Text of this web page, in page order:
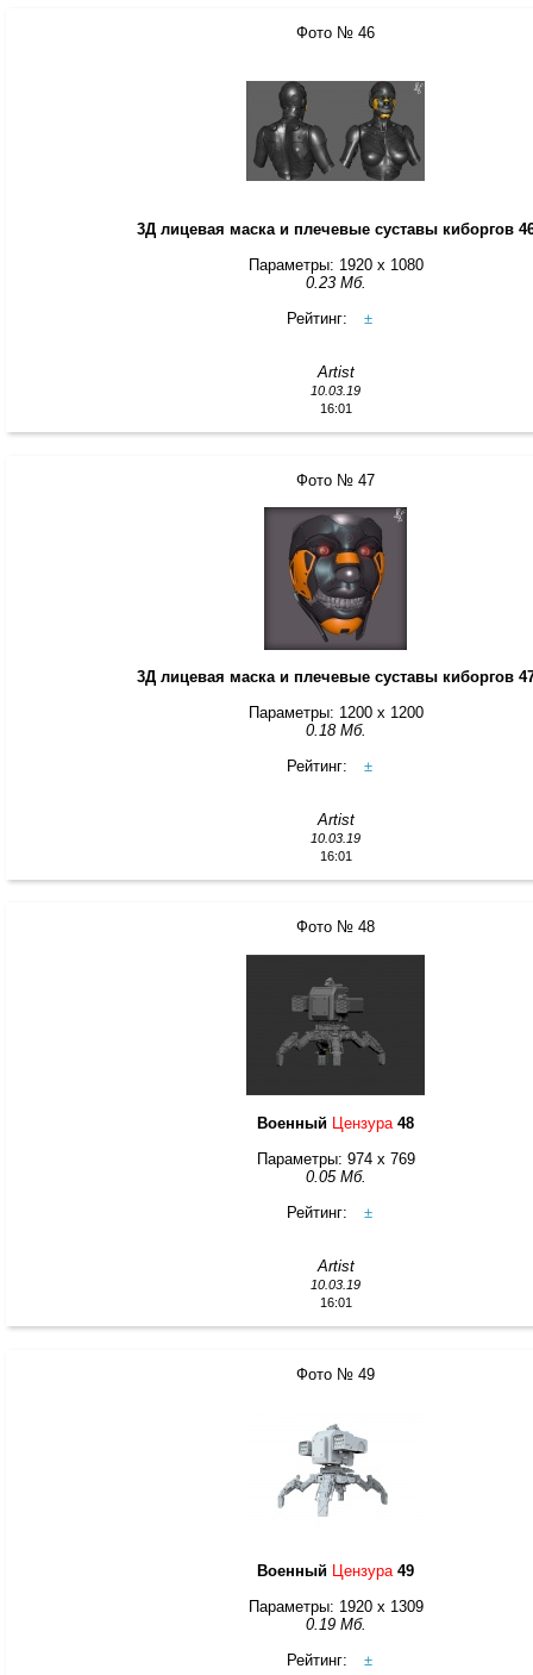
Фото № 46
3Д лицевая маска и плечевые суставы киборгов
Параметры: 1920 x 1080
0.23 Мб.
Рейтинг:
±
Artist
10.03.19
16:01
Фото № 47
3Д лицевая маска и плечевые суставы киборгов
Параметры: 1200 x 1200
0.18 Мб.
Рейтинг:
±
Artist
10.03.19
16:01
Фото № 48
Военный Цензура48
Параметры: 974 x 769
0.05 Мб.
Рейтинг:
±
Artist
10.03.19
16:01
Фото № 49
Военный Цензура 49
Параметры: 1920 x 1309
0.19 Мб.
Рейтинг:
±